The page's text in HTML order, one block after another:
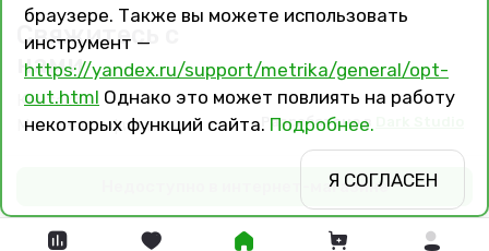
Недоступно в интернет-магазине
Свяжитесь с
нами
Контакты
Магазины и филиалы
Разработано в
браузере. Также вы можете использовать
инструмент —
https://yandex.ru/support/metrika/general/opt-
out.html Однако это может повлиять на работу
некоторых функций сайта. Подробнее.
Я СОГЛАСЕН